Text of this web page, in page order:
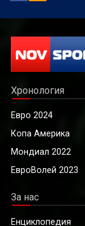
Хронология
Евро 2024
Копа Америка
Мондиал 2022
ЕвроВолей 2023
За нас
Енциклопедия